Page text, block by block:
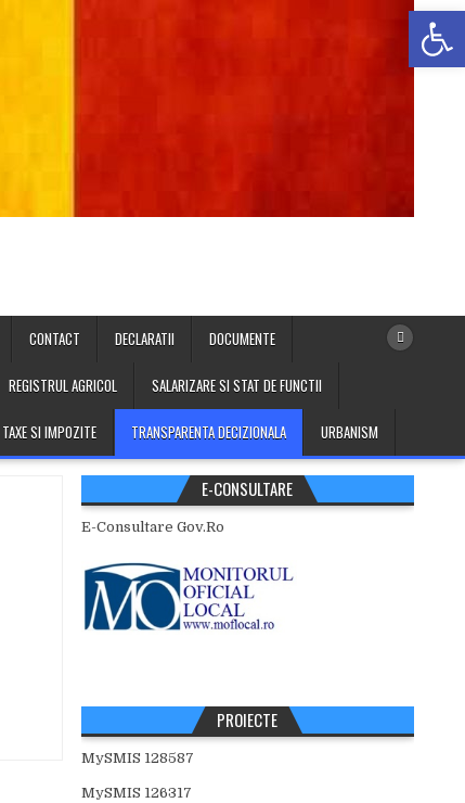
CONTACT DECLARATII DOCUMENTE
REGISTRUL AGRICOL SALARIZARE SI STAT DE FUNCTII
TAXE SI IMPOZITE TRANSPARENTA DECIZIONALA URBANISM
E-CONSULTARE
E-Consultare Gov.Ro
PROIECTE
MySMIS 128587
MySMIS 126317